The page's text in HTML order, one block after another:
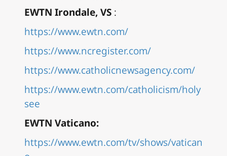
EWTN Irondale, VS :
https://www.ewtn.com/
https://www.ncregister.com/
https://www.catholicnewsagency.com/
https://www.ewtn.com/catholicism/holy
see
EWTN Vaticano:
https://www.ewtn.com/tv/shows/vatican